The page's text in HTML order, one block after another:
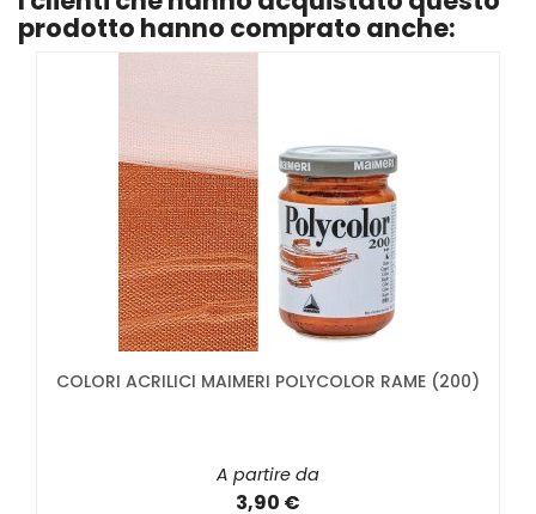
prodotto hanno comprato anche:
COLORI ACRILICI MAIMERI POLYCOLOR RAME (200)
A partire da
3,90 €